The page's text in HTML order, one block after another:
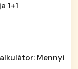
1+1
Mennyi